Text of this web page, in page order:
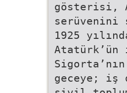
gösterisi,
1925
Atatürk’ün
geceye; iş